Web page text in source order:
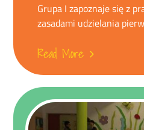
Grupa I zapoznaje się z
zasadami udzielania
Read More